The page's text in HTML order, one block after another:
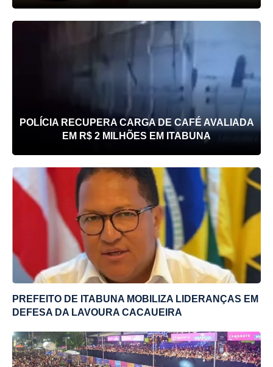
POLÍCIA RECUPERA CARGA DE CAFÉ AVALIADA
EM R$ 2 MILHÕES EM ITABUNA
PREFEITO DE ITABUNA MOBILIZA LIDERANÇAS EM
DEFESA DA LAVOURA CACAUEIRA